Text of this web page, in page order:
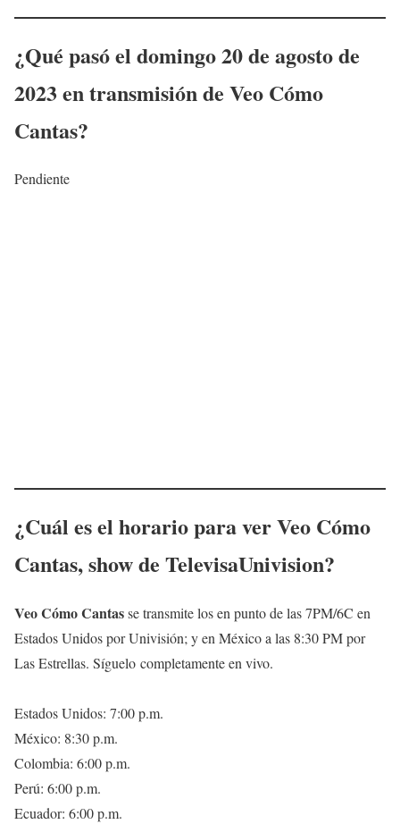
¿Qué pasó el domingo20 de agostode
2023 en transmisión de Veo Cómo
Cantas?
Pendiente
¿Cuál es el horario para ver Veo Cómo
Cantas, show de TelevisaUnivision?
Veo Cómo Cantasse transmite los en punto de las 7PM/6C en
Estados Unidos por Univisión; y en México a las 8:30 PM por
Las Estrellas. Síguelo completamente en vivo.
Estados Unidos: 7:00 p.m.
México: 8:30 p.m.
Colombia: 6:00 p.m.
Perú: 6:00 p.m.
Ecuador: 6:00 p.m.